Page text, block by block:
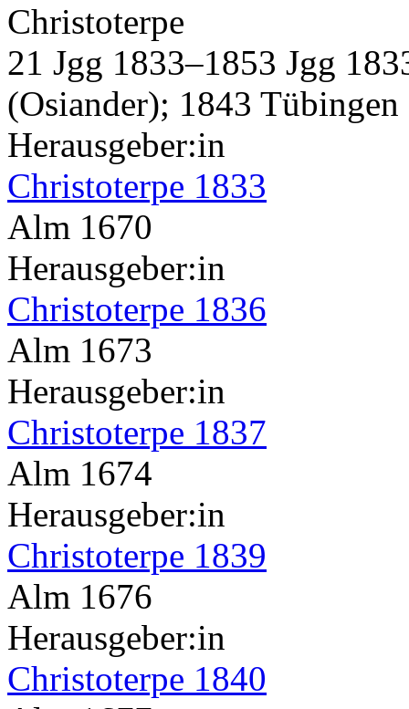
Christoterpe
21 Jgg 1833–1853 Jgg
(Osiander); 1843
Herausgeber:in
Christoterpe 1833
Alm 1670
Herausgeber:in
Christoterpe 1836
Alm 1673
Herausgeber:in
Christoterpe 1837
Alm 1674
Herausgeber:in
Christoterpe 1839
Alm 1676
Herausgeber:in
Christoterpe 1840